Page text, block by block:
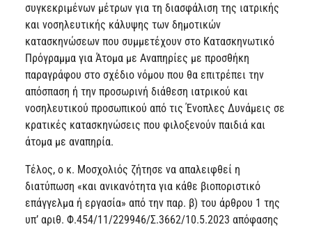
συγκεκριμένων μέτρων για τη διασφάλιση της ιατρικής
και νοσηλευτικής κάλυψης των δημοτικών
κατασκηνώσεων που συμμετέχουν στο Κατασκηνωτικό
Πρόγραμμα για Άτομα με Αναπηρίες με προσθήκη
παραγράφου στο σχέδιο νόμου που θα επιτρέπει την
απόσπαση ή την προσωρινή διάθεση ιατρικού και
νοσηλευτικού προσωπικού από τις Ένοπλες Δυνάμεις σε
κρατικές κατασκηνώσεις που φιλοξενούν παιδιά και
άτομα με αναπηρία.
Τέλος, ο κ. Μοσχολιός ζήτησε να απαλειφθεί η
διατύπωση «και ανικανότητα για κάθε βιοποριστικό
επάγγελμα ή εργασία» από την παρ. β) του άρθρου 1 της
υπ’ αριθ. Φ.454/11/229946/Σ.3662/10.5.2023 απόφασης